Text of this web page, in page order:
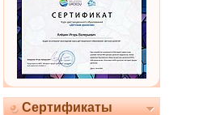
Сертификаты